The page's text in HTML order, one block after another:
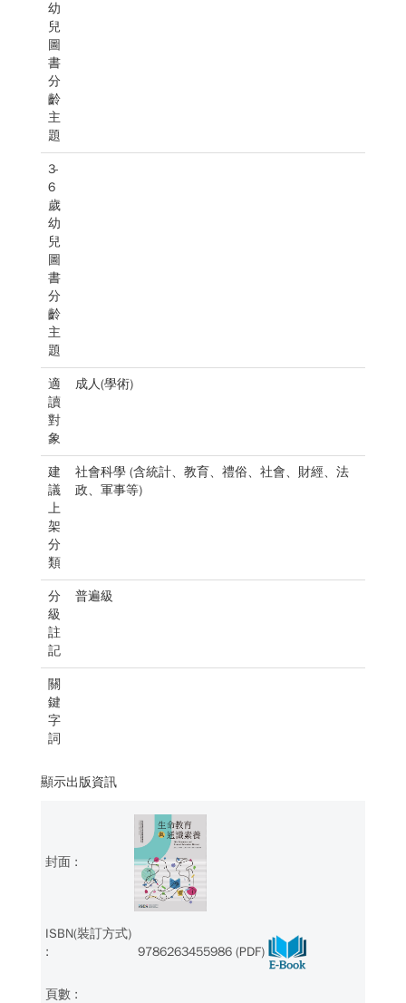
幼
兒
圖
書
分
齡
主
題
3-
6
歲
幼
兒
圖
書
分
齡
主
題
適
讀
對
象
成人(學術)
建
議
上
架
分
類
社會科學 (含統計、教育、禮俗、社會、財經、法
政、軍事等)
分
級
註
記
普遍級
關
鍵
字
詞
顯示出版資訊
9786263455986 (PDF)